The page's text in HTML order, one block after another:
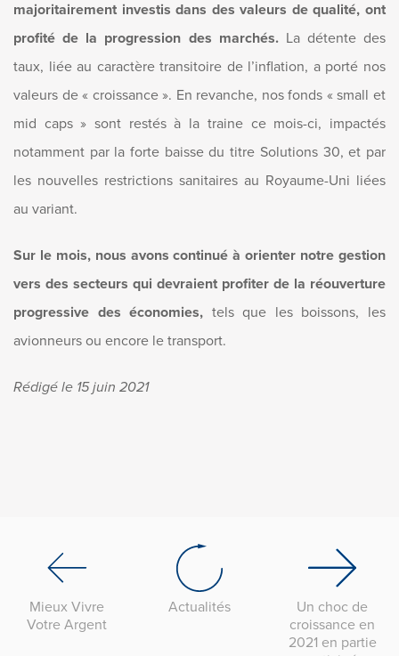
majoritairement investis dans des valeurs de qualité, ont
profité de la progression des marchés.La détente des
taux, liée au caractère transitoire de l’inflation, a porté nos
valeurs de « croissance ». En revanche, nos fonds « small et
mid caps » sont restés à la traine ce mois-ci, impactés
notamment par la forte baisse du titre Solutions 30, et par
les nouvelles restrictions sanitaires au Royaume-Uni liées
au variant.
Sur le mois, nous avons continué à orienter notre gestion
vers des secteurs qui devraient profiter de la réouverture
progressive des économies, tels que les boissons, les
avionneurs ou encore le transport.
Rédigé le 15 juin 2021
Mieux Vivre
Votre Argent
Actualités
Un choc de
croissance en
2021 en partie